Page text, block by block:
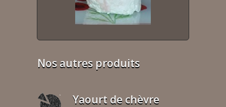
Nos autres produits
Yaourt de chèvre